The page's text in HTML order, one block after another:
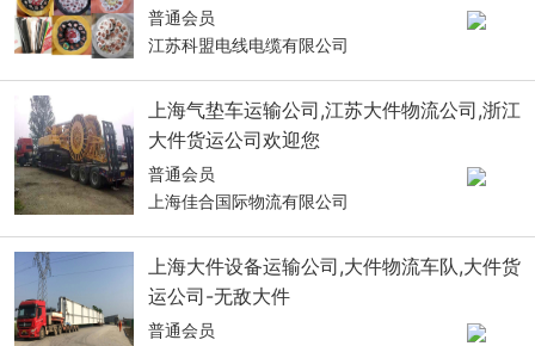
普通会员
江苏科盟电线电缆有限公司
上海气垫车运输公司,江苏大件物流公司,浙江
大件货运公司欢迎您
普通会员
上海佳合国际物流有限公司
上海大件设备运输公司,大件物流车队,大件货
运公司-无敌大件
普通会员